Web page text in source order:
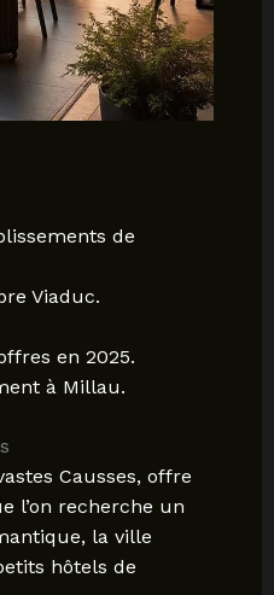
de
Viaduc.
en 2025.
à Millau.
Causses, offre
l’on recherche un
la ville
hôtels de